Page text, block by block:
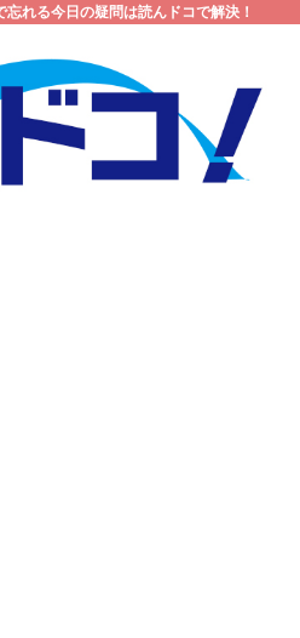
れる今日の疑問は読んドコで解決！